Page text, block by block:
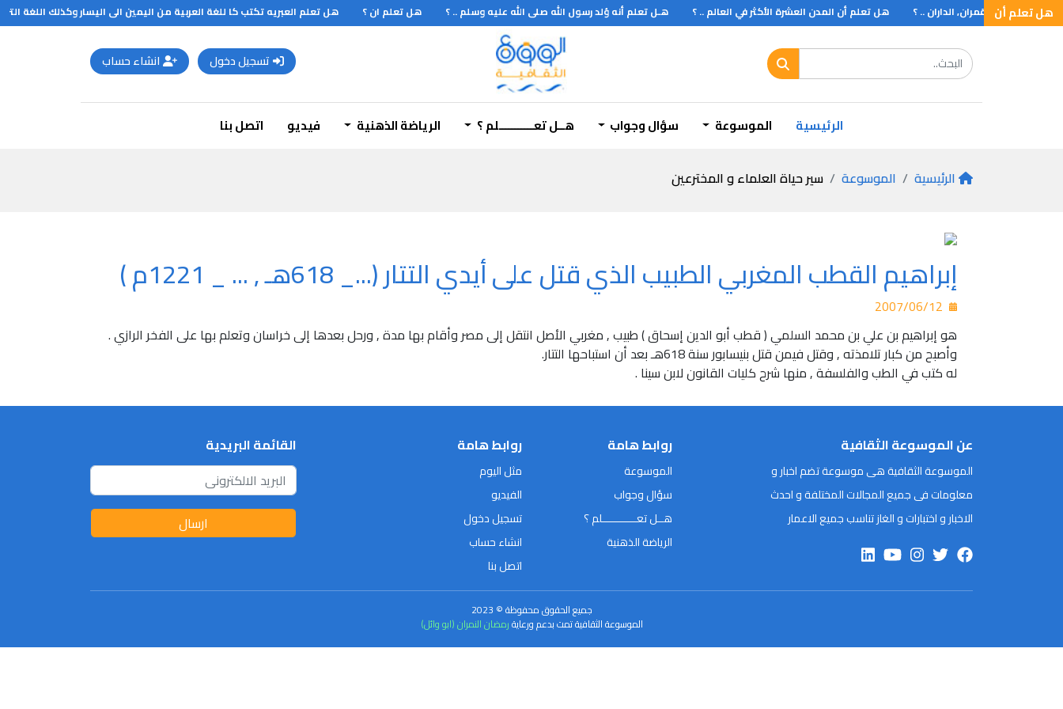
هل تعلم أن
الرحلتان ,القمران, الداران .. ؟ هل تعلم أن المدن العشرة الأكثر في العالم .. ؟ هـل تعلم أنه وُلد رسول الله صلى الله عليه وسلم .. ؟ هل تعلم ان ؟ هل تعلم العبريه تكتب كا للغة العربية من اليمين الى اليسار وكذلك اللغة
تسجيل دخول انشاء حساب
الرئيسية الموسوعة سؤال وجواب هــل تعـــــــــــلم ؟ الرياضة الذهنية فيديو اتصل بنا
الرئيسية الموسوعة سير حياة العلماء و المخترعين
إبراهيم القطب المغربي الطبيب الذي قتل على أيدي التتار (..._ 618هـ , ... _ 1221م )
هو إبراهيم بن علي بن محمد السلمي ( قطب أبو الدين إسحاق ) طبيب , مغربي الأصل انتقل إلى مصر وأقام بها مدة , ورحل بعدها إلى خراسان وتعلم بها على الفخر الرازي .
وأصبح من كبار تلامذته , وقتل فيمن قتل بنيسابور سنة 618هـ بعد أن استباحها التتار.
له كتب في الطب والفلسفة , منها شرح كليات القانون لابن سينا .
عن الموسوعة الثقافية
الموسوعة الثقافية هى موسوعة تضم اخبار و
معلومات فى جميع المجالات المختلفة و احدث
الاخبار و اختبارات و الغاز تناسب جميع الاعمار
روابط هامة
الموسوعة
سؤال وجواب
هــل تعـــــــــــلم ؟
الرياضة الذهنية
روابط هامة
مثل اليوم
الفيديو
تسجيل دخول
انشاء حساب
اتصل بنا
القائمة البريدية
ارسال
جميع الحقوق محفوظة © 2023
الموسوعة الثقافية تمت بدعم ورعايةرمضان النمران (ابو وائل)